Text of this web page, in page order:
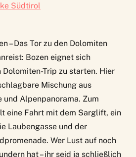
Südtirol
– Das Tor zu den Dolomiten
Bozen eignet sich
Dolomiten-Trip zu starten. Hier
Mischung aus
und Alpenpanorama. Zum
eine Fahrt mit dem Sarglift, ein
Laubengasse und der
Wer Lust auf noch
hat – ihr seid ja schließlich